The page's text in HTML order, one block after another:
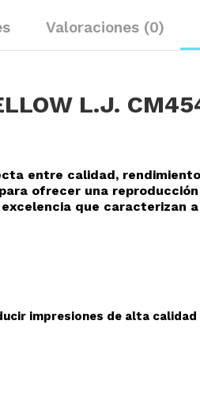
Valoraciones (0)
L.J.
entre calidad,
ofrecer una
que caracterizan
impresiones de alta